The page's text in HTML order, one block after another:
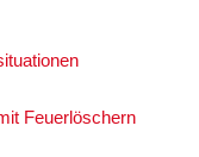
Feuerlöschern